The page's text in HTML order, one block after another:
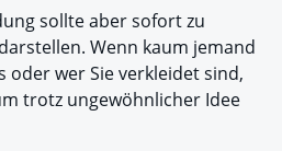
sollte aber sofort zu
Wenn kaum jemand
oder wer Sie verkleidet sind,
trotz ungewöhnlicher Idee